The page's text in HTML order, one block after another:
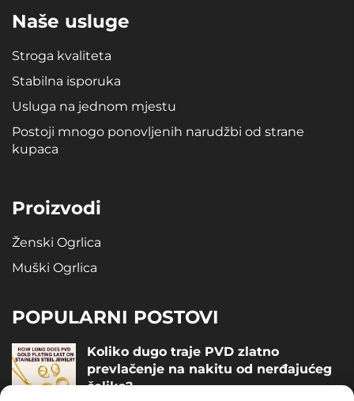
Naše usluge
Stroga kvaliteta
Stabilna isporuka
Usluga na jednom mjestu
Postoji mnogo ponovljenih narudžbi od strane
kupaca
Proizvodi
Ženski Ogrlica
Muški Ogrlica
POPULARNI POSTOVI
Koliko dugo traje PVD zlatno
prevlačenje na nakitu od nerđajućeg
čelika?